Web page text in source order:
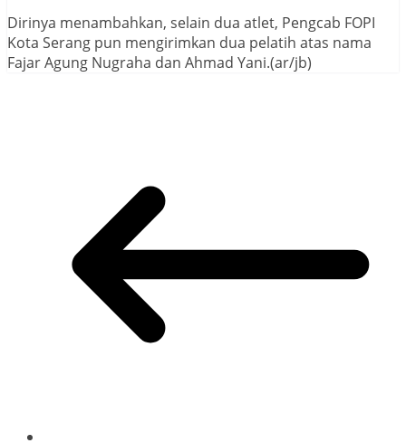
Dirinya menambahkan, selain dua atlet, Pengcab FOPI
Kota Serang pun mengirimkan dua pelatih atas nama
Fajar Agung Nugraha dan Ahmad Yani.(ar/jb)